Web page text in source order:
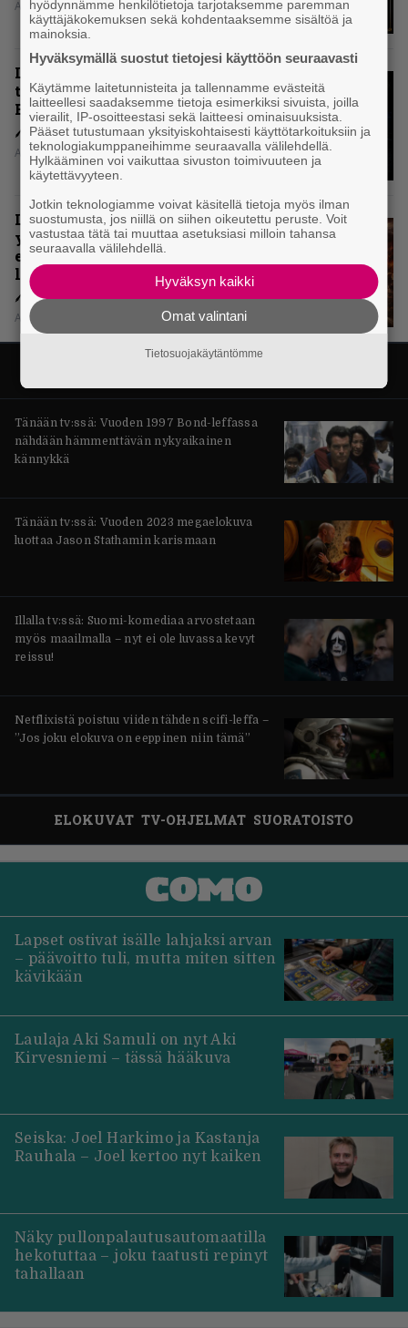
Aki Nuopponen
Levyarvio: Onko Steelbound jo
täydellisintä mahdollista Battle
Beastia?
Aki Nuopponen
Levyarvio: Sabaton on
yhdennellätoista albumillaan
erittäin kaukana
legendaarisuudesta
Aki Nuopponen
Tänään tv:ssä: Vuoden 1997 Bond-leffassa
nähdään hämmenttävän nykyaikainen
kännykkä
Tänään tv:ssä: Vuoden 2023 megaelokuva
luottaa Jason Stathamin karismaan
Illalla tv:ssä: Suomi-komediaa arvostetaan
myös maailmalla – nyt ei ole luvassa kevyt
reissu!
Netflixistä poistuu viiden tähden scifi-leffa –
”Jos joku elokuva on eeppinen niin tämä”
ELOKUVAT TV-OHJELMAT SUORATOISTO
Lapset ostivat isälle lahjaksi arvan
– päävoitto tuli, mutta miten sitten
kävikään
Laulaja Aki Samuli on nyt Aki
Kirvesniemi – tässä hääkuva
Seiska: Joel Harkimo ja Kastanja
Rauhala – Joel kertoo nyt kaiken
Näky pullonpalautusautomaatilla
hekotuttaa – joku taatusti repinyt
tahallaan
hyödynnämme henkilötietoja tarjotaksemme paremman
käyttäjäkokemuksen sekä kohdentaaksemme sisältöä ja
mainoksia.
Hyväksymällä suostut tietojesi käyttöön seuraavasti
Käytämme laitetunnisteita ja tallennamme evästeitä
laitteellesi saadaksemme tietoja esimerkiksi sivuista, joilla
vierailit, IP-osoitteestasi sekä laitteesi ominaisuuksista.
Pääset tutustumaan yksityiskohtaisesti käyttötarkoituksiin ja
teknologiakumppaneihimme seuraavalla välilehdellä.
Hylkääminen voi vaikuttaa sivuston toimivuuteen ja
käytettävyyteen.
Jotkin teknologiamme voivat käsitellä tietoja myös ilman
suostumusta, jos niillä on siihen oikeutettu peruste. Voit
vastustaa tätä tai muuttaa asetuksiasi milloin tahansa
seuraavalla välilehdellä.
Hyväksyn kaikki
Omat valintani
Tietosuojakäytäntömme